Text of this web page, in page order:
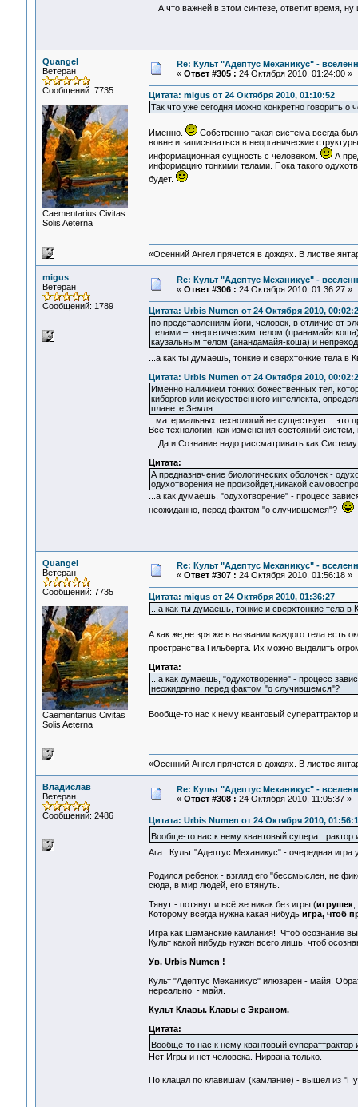
А что важней в этом синтезе, ответит время,
Quangel
Ветеран
Сообщений: 7735
Сaementarius Civitas
Solis Aeterna
Re: Культ "Адептус Механикус" -
« Ответ #305 : 24 Октября 2010, 01:24:00 »
Цитата: migus от 24 Октября 2010, 01:10:52
Так что уже сегодня можно конкретно говорить
Именно.
Собственно такая система всегда
вовне и записываться в неорганические
информационная сущность с человеком.
А
информацию тонкими телами. Пока такого
будет.
«Осенний Ангел прячется в дождях. В листве
migus
Ветеран
Сообщений: 1789
Re: Культ "Адептус Механикус" -
« Ответ #306 : 24 Октября 2010, 01:36:27 »
Цитата: Urbis Numen от 24 Октября 2010,
по представлениям йоги, человек, в отличие от
телами – энергетическим телом (пранамайя
каузальным телом (анандамайя-коша) и
...а как ты думаешь, тонкие и сверхтонкие тела
Цитата: Urbis Numen от 24 Октября 2010,
Именно наличием тонких божественных тел,
киборгов или искусственного интеллекта,
планете Земля.
...материальных технологий не существует...
Все технологии, как изменения состояний
Да и Сознание надо рассматривать как
Цитата:
А предназначение биологических оболочек -
одухотворения не произойдет,никакой
...а как думаешь, "одухотворение" - процесс
неожиданно, перед фактом "о случившемся"?
Quangel
Ветеран
Сообщений: 7735
Сaementarius Civitas
Solis Aeterna
Re: Культ "Адептус Механикус" -
« Ответ #307 : 24 Октября 2010, 01:56:18 »
Цитата: migus от 24 Октября 2010, 01:36:27
...а как ты думаешь, тонкие и сверхтонкие тела
А как же,не зря же в названии каждого тела есть
пространства Гильберта. Их можно выделить
Цитата:
...а как думаешь, "одухотворение" - процесс
неожиданно, перед фактом "о случившемся"?
Вообще-то нас к нему квантовый суператтрактор
«Осенний Ангел прячется в дождях. В листве
Владислав
Ветеран
Сообщений: 2486
Re: Культ "Адептус Механикус" -
« Ответ #308 : 24 Октября 2010, 11:05:37 »
Цитата: Urbis Numen от 24 Октября 2010,
Вообще-то нас к нему квантовый суператтрактор
Ага. Культ "Адептус Механикус" - очередная
Родился ребенок - взгляд его "бессмыслен, не
сюда, в мир людей, его втянуть.
Тянут - потянут и всё же никак без игры (игрушек,
Которому всегда нужна какая нибудь игра, чтоб
Игра как шаманские камлания! Чтоб осознание
Культ какой нибудь нужен всего лишь, чтоб
Ув. Urbis Numen !
Культ "Адептус Механикус" илюзарен - майя!
нереально - майя.
Культ Клавы. Клавы с Экраном.
Цитата:
Вообще-то нас к нему квантовый суператтрактор
Нет Игры и нет человека. Нирвана только.
По клацал по клавишам (камлание) - вышел из